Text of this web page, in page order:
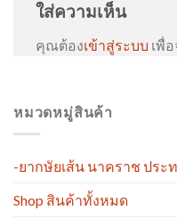
ใส่ความเห็น
คุณต้องเข้าสู่ระบบ เพื่
หมวดหมู่สินค้า
-ยากษัยเส้น นาคราช ประ
Shop สินค้าทั้งหมด